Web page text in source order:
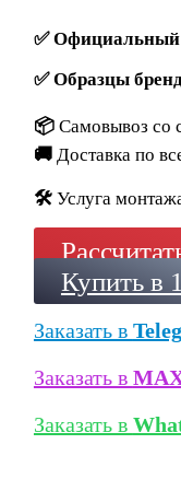
✅Официальный
✅Образцы
📦 Самовывоз со
🚚 Доставка по
🛠️ Услуга
Купить в
Заказать в
Заказать в
Заказать в